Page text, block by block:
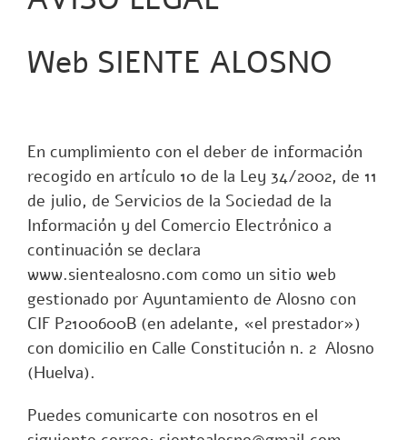
Web SIENTE ALOSNO
En cumplimiento con el deber de información
recogido en artículo 10 de la Ley 34/2002, de 11
de julio, de Servicios de la Sociedad de la
Información y del Comercio Electrónico a
continuación se declara
www.sientealosno.com como un sitio web
gestionado por Ayuntamiento de Alosno con
CIF P2100600B (en adelante, «el prestador»)
con domicilio en Calle Constitución n. 2 Alosno
(Huelva).
Puedes comunicarte con nosotros en el